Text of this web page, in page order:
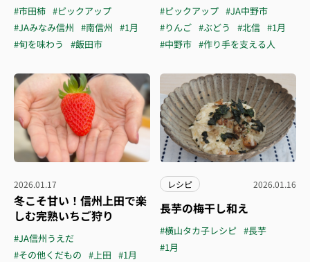
#市田柿 #ピックアップ
#JAみなみ信州 #南信州 #1月
#旬を味わう
#飯田市
#ピックアップ #JA中野市
#りんご #ぶどう #北信 #1月
#中野市 #作り手を支える人
2026.01.17
冬こそ甘い！信州上田で楽
しむ完熟いちご狩り
#JA信州うえだ
#その他くだもの #上田 #1月
レシピ 2026.01.16
長芋の梅干し和え
#横山タカ子レシピ #長芋
#1月